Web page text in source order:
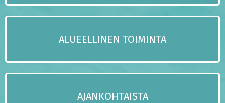
ALUEELLINEN TOIMINTA
AJANKOHTAISTA